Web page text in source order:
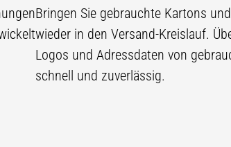
Bringen Sie gebrauchte Kartons
wieder in den Versand-Kreislauf.
Logos und Adressdaten von
schnell und zuverlässig.